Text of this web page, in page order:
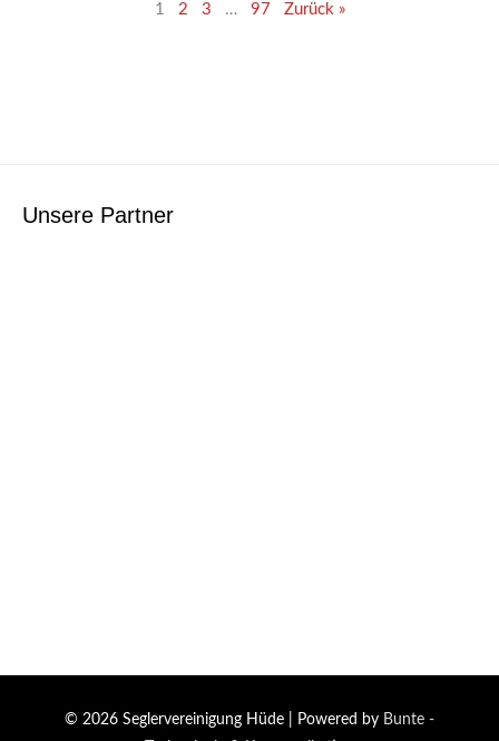
1 2 3 … 97 Zurück »
Unsere Partner
© 2026 Seglervereinigung Hüde | Powered by Bunte -